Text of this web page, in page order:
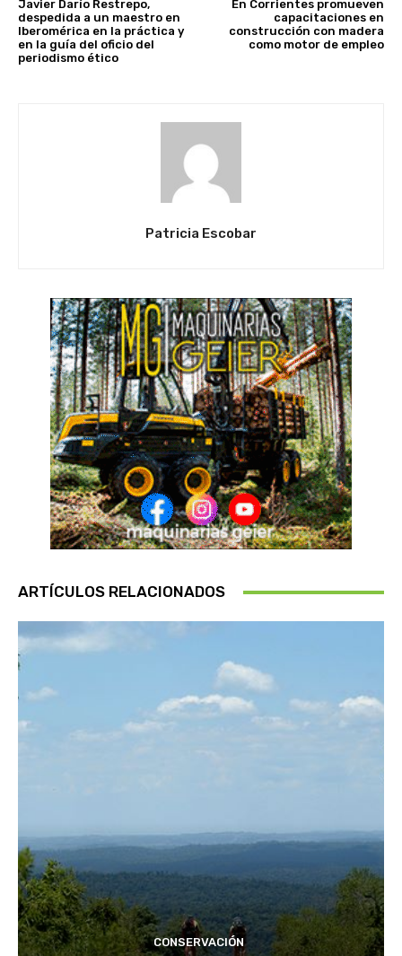
Javier Darío Restrepo,
despedida a un maestro en
Iberomérica en la práctica y
en la guía del oficio del
periodismo ético
En Corrientes promueven
capacitaciones en
construcción con madera
como motor de empleo
Patricia Escobar
ARTÍCULOS RELACIONADOS
CONSERVACIÓN